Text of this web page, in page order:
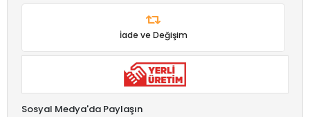
İade ve Değişim
Sosyal Medya'da Paylaşın